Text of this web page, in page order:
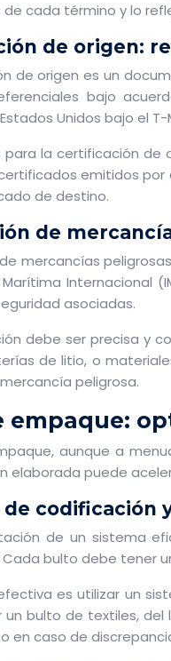
de cada término y lo
de origen:
de origen es un
bajo
Unidos bajo el T-
para la certificación
emitidos por
de destino.
de
mercancías
Marítima Internacional
asociadas.
debe ser precisa y
de litio, o
peligrosa.
empaque:
aunque a
elaborada puede
de codificación
de un sistema
bulto debe tener
es utilizar un
un bulto de textiles,
en caso de